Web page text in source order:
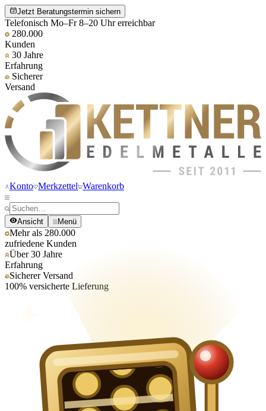
Jetzt Beratungstermin sichern
Telefonisch Mo–Fr 8–20 Uhr erreichbar
280.000
Kunden
30 Jahre
Erfahrung
Sicherer
Versand
Konto Merkzettel Warenkorb
Ansicht Menü
Mehr als 280.000
zufriedene Kunden
Über 30 Jahre
Erfahrung
Sicherer Versand
100% versicherte Lieferung